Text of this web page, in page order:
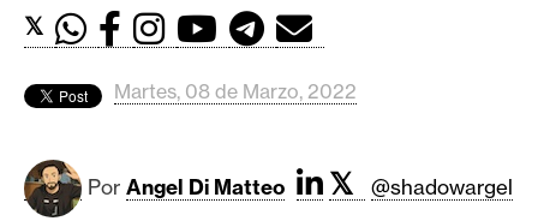
a
o
𝕏
Martes, 08 de Marzo, 2022
Por Angel Di Matteo 𝕏
@shadowargel